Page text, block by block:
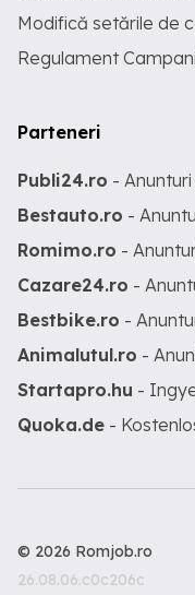
Modifică setările de
Regulament
Parteneri
Publi24.ro -
Bestauto.ro -
Romimo.ro -
Cazare24.ro -
Bestbike.ro -
Animalutul.ro -
Startapro.hu -
Quoka.de -
© 2026 Romjob.ro
26.08.06.c0c206c